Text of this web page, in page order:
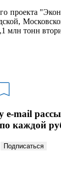
проекта
млн тонн
e-mail
каждой
Подписаться